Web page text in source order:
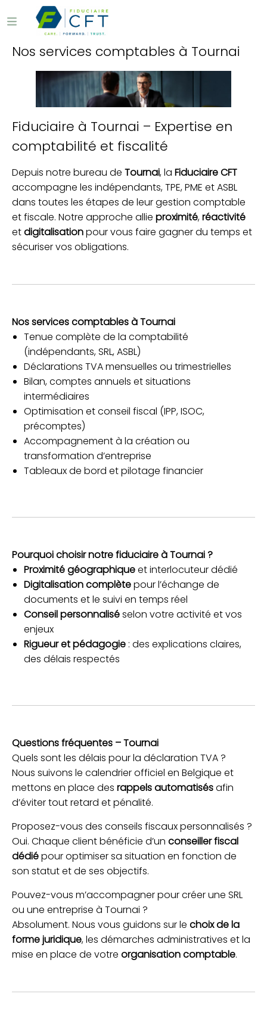
Nos services comptables à Tournai
Fiduciaire à Tournai – Expertise en
comptabilité et fiscalité
Depuis notre bureau de Tournai, la Fiduciaire CFT
accompagne les indépendants, TPE, PME et ASBL
dans toutes les étapes de leur gestion comptable
et fiscale. Notre approche allie proximité,réactivité
etdigitalisationpour vous faire gagner du temps et
sécuriser vos obligations.
Nos services comptables à Tournai
Tenue complète de la comptabilité
(indépendants, SRL, ASBL)
Déclarations TVA mensuelles ou trimestrielles
Bilan, comptes annuels et situations
intermédiaires
Optimisation et conseil fiscal (IPP, ISOC,
précomptes)
Accompagnement à la création ou
transformation d’entreprise
Tableaux de bord et pilotage financier
Pourquoi choisir notre fiduciaire à Tournai ?
Proximité géographiqueet interlocuteur dédié
Digitalisation complètepour l’échange de
documents et le suivi en temps réel
Conseil personnaliséselon votre activité et vos
enjeux
Rigueur et pédagogie : des explications claires,
des délais respectés
Questions fréquentes – Tournai
Quels sont les délais pour la déclaration TVA ?
Nous suivons le calendrier officiel en Belgique et
mettons en place des rappels automatisésafin
d’éviter tout retard et pénalité.
Proposez-vous des conseils fiscaux personnalisés ?
Oui. Chaque client bénéficie d’un conseiller fiscal
dédiépour optimiser sa situation en fonction de
son statut et de ses objectifs.
Pouvez-vous m’accompagner pour créer une SRL
ou une entreprise à Tournai ?
Absolument. Nous vous guidons sur le choix de la
forme juridique, les démarches administratives et la
mise en place de votre organisation comptable.